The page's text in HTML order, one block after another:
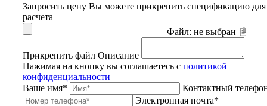
Запросить цену Вы можете прикрепить спецификацию для
расчета
Файл: не выбран
Прикрепить файл Описание
Нажимая на кнопку вы соглашаетесь с политикой
конфиденциальности
Ваше имя*
Контактный
Электронная почта*